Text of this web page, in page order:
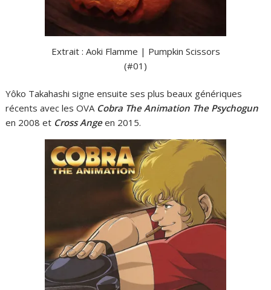
Extrait : Aoki Flamme | Pumpkin Scissors
(#01)
Yôko Takahashi signe ensuite ses plus beaux génériques
récents avec les OVA Cobra The Animation The Psychogun
en 2008 et Cross Angeen 2015.